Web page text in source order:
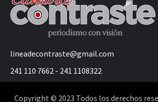
lineadecontraste@gmail.com
241 110 7662 - 241 1108322
Copyright © 2023 Todos los derechos